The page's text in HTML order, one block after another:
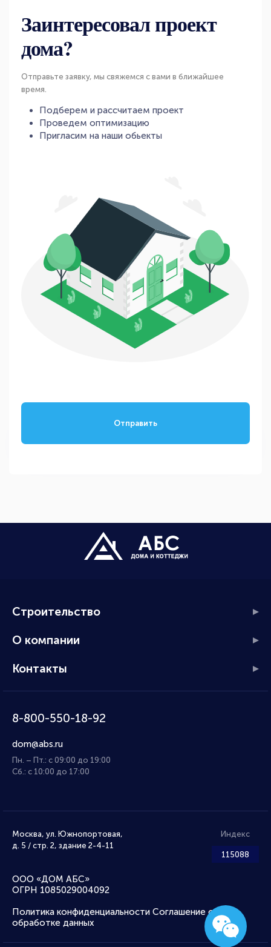
Заинтересовал проект
дома?
Отправьте заявку, мы свяжемся с вами в ближайшее
время.
Подберем и рассчитаем проект
Проведем оптимизацию
Пригласим на наши обьекты
Отправить
Строительство
О компании
Контакты
8-800-550-18-92
dom@abs.ru
Пн. – Пт.: с 09:00 до 19:00
Сб.: с 10:00 до 17:00
Москва, ул. Южнопортовая,
д. 5 / стр. 2, здание 2-4-11
Индекс
115088
ООО «ДОМ АБС»
ОГРН 1085029004092
Политика конфиденциальности Соглашение об
обработке данных